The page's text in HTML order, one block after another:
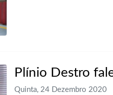
Plínio Destro
Quinta, 24 Dezembro 2020